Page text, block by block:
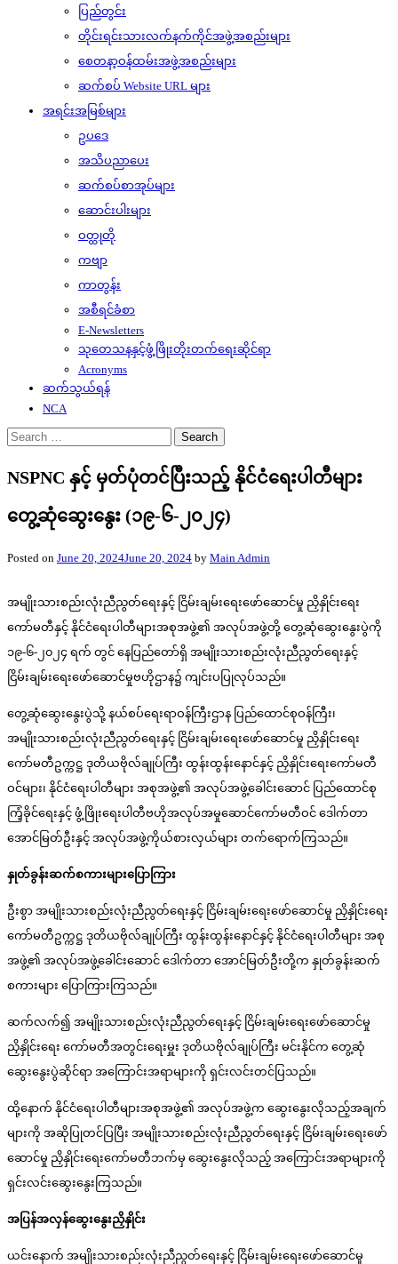
ပြည်တွင်း
တိုင်းရင်းသားလက်နက်ကိုင်အဖွဲ့အစည်းများ
စေတနာ့ဝန်ထမ်းအဖွဲ့အစည်းများ
ဆက်စပ် Website URL များ
အရင်းအမြစ်များ
ဥပဒေ
အသိပညာပေး
ဆက်စပ်စာအုပ်များ
ဆောင်းပါးများ
ဝတ္ထုတို
ကဗျာ
ကာတွန်း
အစီရင်ခံစာ
E-Newsletters
သုတေသနနှင့်ဖွံ့ဖြိုးတိုးတက်ရေးဆိုင်ရာ
Acronyms
ဆက်သွယ်ရန်
NCA
Search
for:
NSPNC နှင့် မှတ်ပုံတင်ပြီးသည့် နိုင်ငံရေးပါတီများ
တွေ့ဆုံဆွေးနွေး (၁၉-၆-၂၀၂၄)
Posted on June 20, 2024June 20, 2024 by Main Admin
အမျိုးသားစည်းလုံးညီညွတ်ရေးနှင့် ငြိမ်းချမ်းရေးဖော်ဆောင်မှု ညှိနှိုင်းရေး
ကော်မတီနှင့် နိုင်ငံရေးပါတီများအစုအဖွဲ့၏ အလုပ်အဖွဲ့တို့ တွေ့ဆုံဆွေးနွေးပွဲကို
၁၉-၆-၂၀၂၄ ရက် တွင် နေပြည်တော်ရှိ အမျိုးသားစည်းလုံးညီညွတ်ရေးနှင့်
ငြိမ်းချမ်းရေးဖော်ဆောင်မှုဗဟိုဌာန၌ ကျင်းပပြုလုပ်သည်။
တွေ့ဆုံဆွေးနွေးပွဲသို့ နယ်စပ်ရေးရာဝန်ကြီးဌာန ပြည်ထောင်စုဝန်ကြီး၊
အမျိုးသားစည်းလုံးညီညွတ်ရေးနှင့် ငြိမ်းချမ်းရေးဖော်ဆောင်မှု ညှိနှိုင်း‌ရေး
ကော်မတီဥက္ကဋ္ဌ ဒုတိယဗိုလ်ချုပ်ကြီး ထွန်းထွန်းနောင်နှင့် ညှိနှိုင်းရေးကော်မတီ
ဝင်များ၊ နိုင်ငံရေးပါတီများ အစုအဖွဲ့၏ အလုပ်အဖွဲ့ခေါင်း‌ဆောင် ပြည်‌‌ထောင်စု
ကြံ့ခိုင်ရေးနှင့် ဖွံ့ဖြိုးရေးပါတီဗဟိုအလုပ်အမှုဆောင်ကော်မတီဝင် ဒေါက်တာ
အောင်မြတ်ဦးနှင့် အလုပ်အဖွဲ့ကိုယ်စားလှယ်များ တက်ရောက်ကြသည်။
နှုတ်ခွန်းဆက်စကားများပြောကြား
ဦးစွာ အမျိုးသားစည်းလုံးညီညွတ်ရေးနှင့် ငြိမ်းချမ်းရေးဖော်ဆောင်မှု ညှိနှိုင်းရေး
ကော်မတီဥက္ကဋ္ဌ ဒုတိယဗိုလ်ချုပ်ကြီး ထွန်းထွန်းနောင်နှင့် နိုင်ငံရေးပါတီများ အစု
အဖွဲ့၏ အလုပ်အဖွဲ့ခေါင်း‌ဆောင် ဒေါက်တာ အောင်မြတ်ဦးတို့က နှုတ်ခွန်းဆက်
စကားများ ပြောကြားကြသည်။
ဆက်လက်၍ အမျိုးသားစည်းလုံးညီညွတ်ရေးနှင့် ငြိမ်းချမ်းရေးဖော်ဆောင်မှု
ညှိနှိုင်းရေး ကော်မတီအတွင်းရေးမှူး ဒုတိယဗိုလ်ချုပ်ကြီး မင်းနိုင်က တွေ့ဆုံ
ဆွေးနွေးပွဲဆိုင်ရာ အကြောင်းအရာများကို ရှင်းလင်းတင်ပြသည်။
ထို့နောက် နိုင်ငံရေးပါတီများအစုအဖွဲ့၏ အလုပ်အဖွဲ့က ဆွေးနွေးလိုသည့်အချက်
များကို အဆိုပြုတင်ပြပြီး အမျိုးသားစည်းလုံးညီညွတ်ရေးနှင့် ငြိမ်းချမ်းရေးဖော်
ဆောင်မှု ညှိနှိုင်းရေးကော်မတီဘက်မှ ဆွေးနွေးလိုသည့် အကြောင်းအရာများကို
ရှင်းလင်းဆွေးနွေးကြသည်။
အပြန်အလှန်ဆွေးနွေးညှိနှိုင်း
ယင်းနောက် အမျိုးသားစည်းလုံးညီညွတ်ရေးနှင့် ငြိမ်းချမ်းရေးဖော်ဆောင်မှု